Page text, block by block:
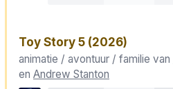
Toy Story 5 (2026)
animatie / avontuur / familie van
en Andrew Stanton